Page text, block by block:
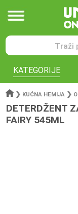
KATEGORIJE
❯ KUĆNA HEMIJA ❯
DETERDŽENT
FAIRY 545ML